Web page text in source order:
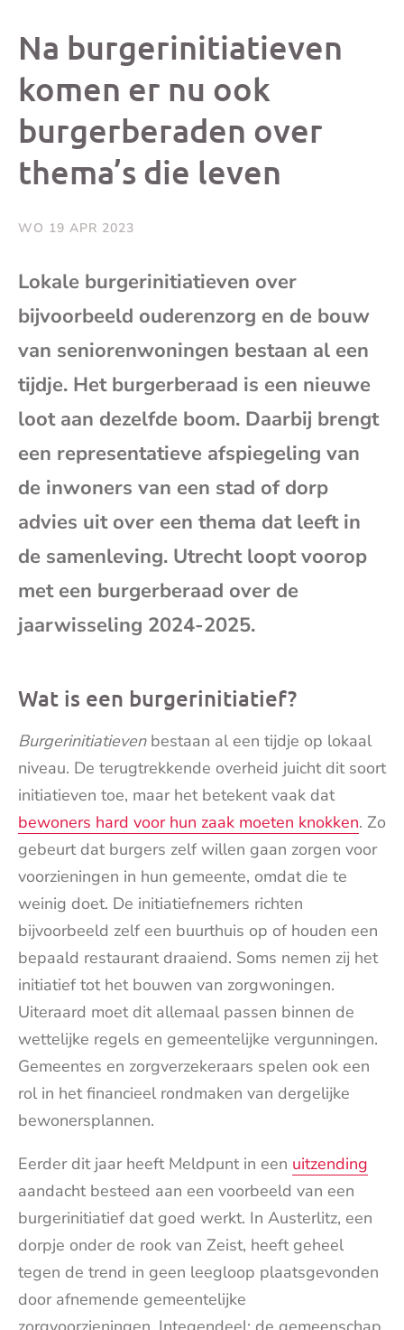
bericht
op
Facebook
op
Na burgerinitiatieven
komen er nu ook
burgerberaden over
thema’s die leven
WO 19 APR 2023
Lokale burgerinitiatieven over
bijvoorbeeld ouderenzorg en de bouw
van seniorenwoningen bestaan al een
tijdje. Het burgerberaad is een nieuwe
loot aan dezelfde boom. Daarbij brengt
een representatieve afspiegeling van
de inwoners van een stad of dorp
advies uit over een thema dat leeft in
de samenleving. Utrecht loopt voorop
met een burgerberaad over de
jaarwisseling 2024-2025.
Wat is een burgerinitiatief?
Burgerinitiatievenbestaan al een tijdje op lokaal
niveau. De terugtrekkende overheid juicht dit soort
initiatieven toe, maar het betekent vaak dat
bewoners hard voor hun zaak moeten knokken. Zo
gebeurt dat burgers zelf willen gaan zorgen voor
voorzieningen in hun gemeente, omdat die te
weinig doet. De initiatiefnemers richten
bijvoorbeeld zelf een buurthuis op of houden een
bepaald restaurant draaiend. Soms nemen zij het
initiatief tot het bouwen van zorgwoningen.
Uiteraard moet dit allemaal passen binnen de
wettelijke regels en gemeentelijke vergunningen.
Gemeentes en zorgverzekeraars spelen ook een
rol in het financieel rondmaken van dergelijke
bewonersplannen.
Eerder dit jaar heeft Meldpunt in een uitzending
aandacht besteed aan een voorbeeld van een
burgerinitiatief dat goed werkt. In Austerlitz, een
dorpje onder de rook van Zeist, heeft geheel
tegen de trend in geen leegloop plaatsgevonden
door afnemende gemeentelijke